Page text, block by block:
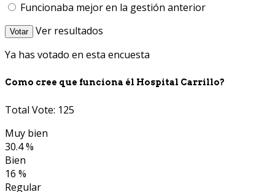
Funcionaba mejor en la gestión anterior
Votar
Ver resultados
Ya has votado en esta encuesta
Como cree que funciona él Hospital Carrillo?
Total Vote: 125
Muy bien
30.4 %
Bien
16 %
Regular